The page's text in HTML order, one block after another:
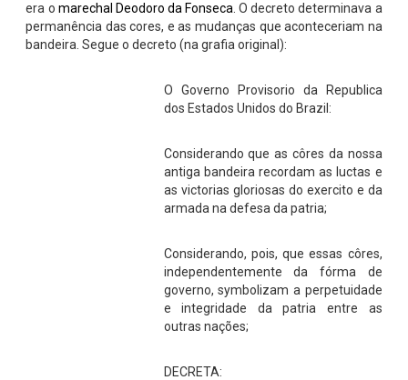
era o marechal Deodoro da Fonseca . O decreto determinava a
permanência das cores, e as mudanças que aconteceriam na
bandeira. Segue o decreto (na grafia original):
O Governo Provisorio da Republica
dos Estados Unidos do Brazil:
Considerando que as côres da nossa
antiga bandeira recordam as luctas e
as victorias gloriosas do exercito e da
armada na defesa da patria;
Considerando, pois, que essas côres,
independentemente da fórma de
governo, symbolizam a perpetuidade
e integridade da patria entre as
outras nações;
DECRETA: